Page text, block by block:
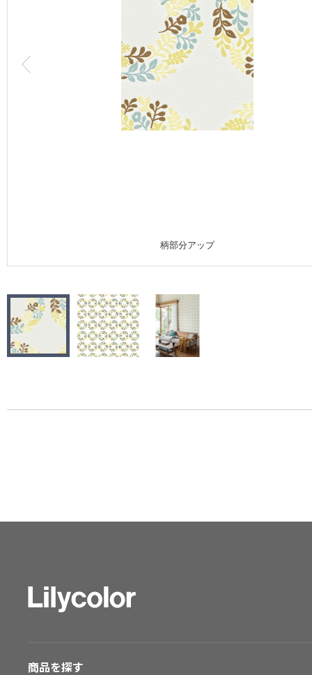
カーテン
モデルハウス
新築戸建・マンション
#リリカラのある暮らし
大阪ショールーム
仙台ショールーム
お客様サポート
柄部分アップ
商品を探す